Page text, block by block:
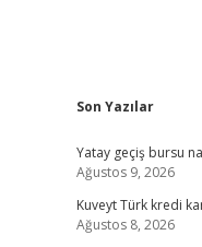
Sidebar
Son Yazılar
Yatay geçiş bursu
Ağustos 9, 2026
Kuveyt Türk kredi
Ağustos 8, 2026
betcivdcasino